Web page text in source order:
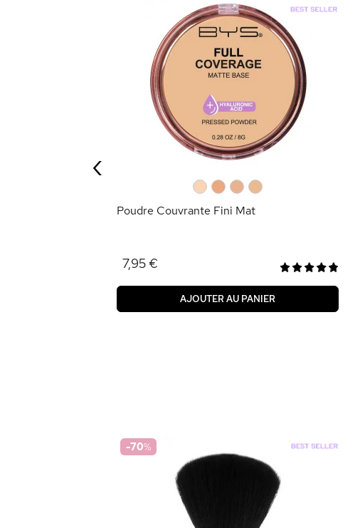
Poudre Couvrante Fini Mat
7,95 €
AJOUTER AU PANIER
‹
-70%